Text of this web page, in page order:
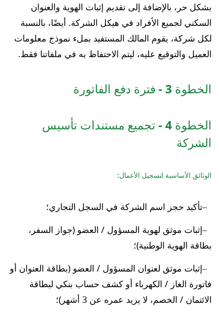
بشكل حر، بالإضافة إلى تقديم إثبات الهوية والعنوان
السكني لجميع الأفراد في هيكل الشركة. أيضًا، بالنسبة
لكل شركة، يقوم المالك المستفيد بملء نموذج معلومات
العميل والتوقيع عليه، ليتم الاحتفاظ به في ملفاتنا فقط.
الخطوة 3 - فترة دفع الفاتورة
الخطوة 4 - تجميع مستندات تأسيس
الشركة
الوثائق الأساسية لتسجيل الأعمال:
تأكيد حجز اسم الشركة في السجل التجاري؛
إثبات موثق لهوية المسؤول / العضو (جواز السفر،
بطاقة الهوية الوطنية)؛
إثبات موثق لعنوان المسؤول / العضو (بطاقة العنوان أو
فاتورة الغاز / الكهرباء أو كشف حساب بنكي لبطاقة
الائتمان / الخصم، لا يزيد عمره عن 3 أشهر)؛